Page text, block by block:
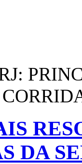
DA